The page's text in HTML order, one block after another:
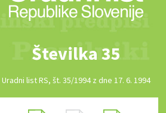
Številka 35
Uradni list RS, št. 35/1994 z dne 17. 6. 1994